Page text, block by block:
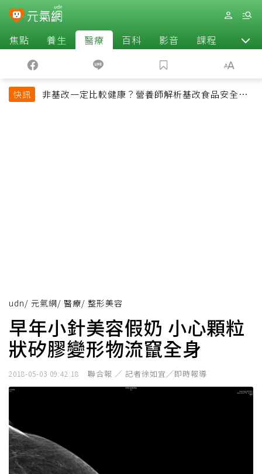
焦點 養生 醫療 百科 影音 課程 退休
快訊
非基改一定比較健康？營養師解析基改食品安全性
udn/ 元氣網/ 醫療/ 整形美容
早年小針美容假奶 小心顆粒
狀矽膠變形物流竄全身
2018-05-03 09:42:18 聯合報 ／ 記者徐如宜╱即時報導